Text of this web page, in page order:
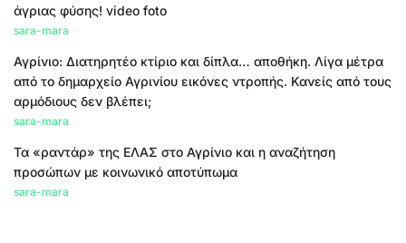
άγριας φύσης! video foto
sara-mara
Αγρίνιο: Διατηρητέο κτίριο και δίπλα… αποθήκη. Λίγα μέτρα
από το δημαρχείο Αγρινίου εικόνες ντροπής. Κανείς από τους
αρμόδιους δεν βλέπει;
sara-mara
Τα «ραντάρ» της ΕΛΑΣ στο Αγρίνιο και η αναζήτηση
προσώπων με κοινωνικό αποτύπωμα
sara-mara